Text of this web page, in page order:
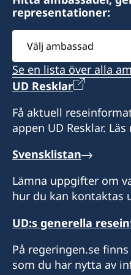
Expeditionstider:
måndag – fredag kl.
efter
Honorärkonsul
Gregoire Fouchard
representationer:
Välj
ambassad
Se en lista över alla
UD Resklar
Få aktuell
appen UD Resklar.
Svensklistan
Lämna uppgifter om
hur du kan kontaktas
UD:s generella
På regeringen.se
som du har nytta av